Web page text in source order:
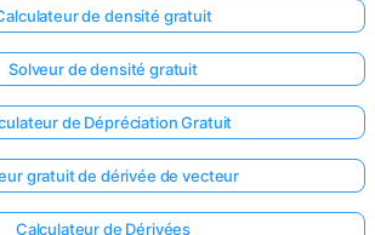
de densité gratuit
Solveur de densité gratuit
de Dépréciation Gratuit
gratuit de dérivée de vecteur
Calculateur de Dérivées